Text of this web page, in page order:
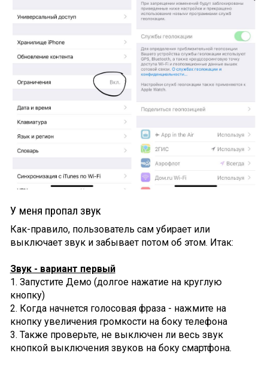
У меня пропал звук
Как-правило, пользователь сам убирает или
выключает звук и забывает потом об этом. Итак:
Звук - вариант первый
1. Запустите Демо (долгое нажатие на круглую
кнопку)
2. Когда начнется голосовая фраза - нажмите на
кнопку увеличения громкости на боку телефона
3. Также проверьте, не выключен ли весь звук
кнопкой выключения звуков на боку смартфона.